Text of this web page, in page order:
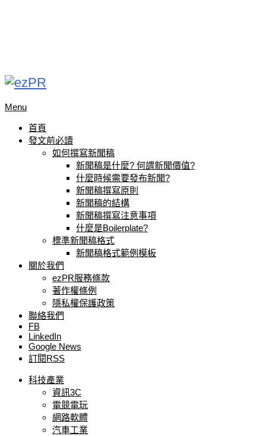
Menu
首頁
發文前必讀
如何撰寫新聞稿
新聞稿是什麼? 何謂新聞價值?
什麼時候需要發布新聞?
新聞稿撰寫原則
新聞稿的結構
新聞稿撰寫注意事項
什麼是Boilerplate?
標準新聞稿格式
新聞稿格式範例模板
關於我們
ezPR服務條款
著作權條例
隱私權保護政策
聯絡我們
FB
LinkedIn
Google News
訂閱RSS
科技產業
資訊3C
電競電玩
網路軟體
汽車工業